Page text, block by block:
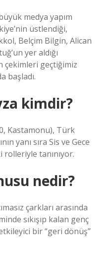
büyük medya yapım
üstlendiği,
Belçim Bilgin, Alican
yer aldığı
çekimleri geçtiğimiz
başladı.
kimdir?
Kastamonu), Türk
yanı sıra Sis ve Gece
tanınıyor.
nedir?
çarkları arasında
sıkışıp kalan genç
bir “geri dönüş”